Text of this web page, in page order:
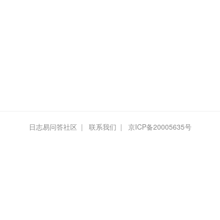
日志易问答社区 | 联系我们 | 京ICP备20005635号